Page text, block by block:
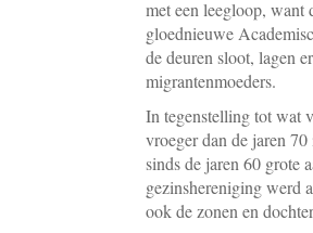
met een leegloop, want
gloednieuwe
de deuren sloot, lagen
migrantenmoeders.
In tegenstelling tot wat
vroeger dan de jaren
sinds de jaren 60 grote
gezinshereniging werd
ook de zonen en